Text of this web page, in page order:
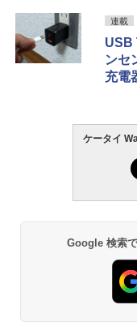
連載
USB
ンセ
充電
ケータイ
Google 検索